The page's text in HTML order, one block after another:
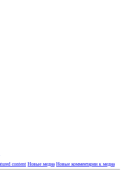
content Новые медиа Новые комментарии к медиа